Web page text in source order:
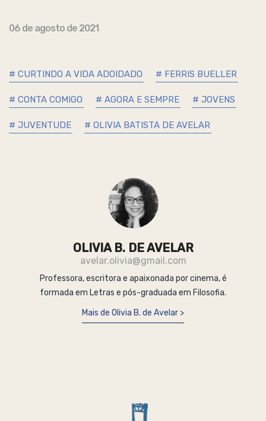
06 de agosto de 2021
# CURTINDO A VIDA ADOIDADO # FERRIS BUELLER
# CONTA COMIGO # AGORA E SEMPRE # JOVENS
# JUVENTUDE # OLIVIA BATISTA DE AVELAR
OLIVIA B. DE AVELAR
avelar.olivia@gmail.com
Professora, escritora e apaixonada por cinema, é
formada em Letras e pós-graduada em Filosofia.
Mais de Olivia B. de Avelar